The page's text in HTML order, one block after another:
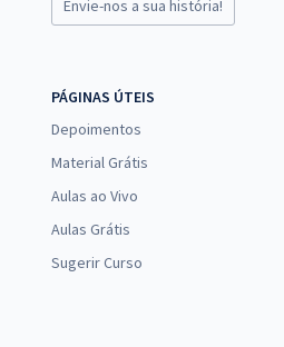
Envie-nos a sua história!
PÁGINAS ÚTEIS
Depoimentos
Material Grátis
Aulas ao Vivo
Aulas Grátis
Sugerir Curso